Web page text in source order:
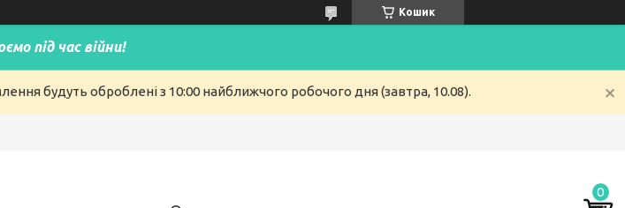
Кошик
під час війни!
будуть оброблені з 10:00 найближчого робочого дня (завтра, 10.08).